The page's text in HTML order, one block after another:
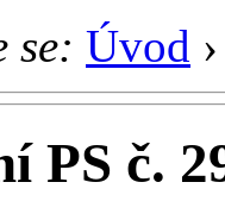
se: Úvod ›
PS č.